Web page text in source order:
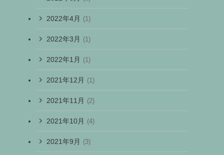
2022年4月 (1)
2022年3月 (1)
2022年1月 (1)
2021年12月 (1)
2021年11月 (2)
2021年10月 (4)
2021年9月 (3)